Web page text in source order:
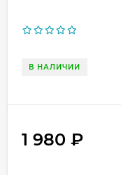
В НАЛИЧИИ
1 980 ₽